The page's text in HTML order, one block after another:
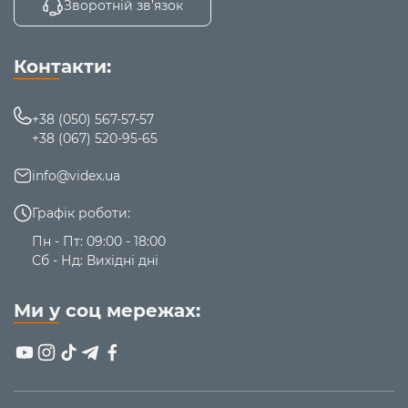
Смарт годинник сумісний з операційними системами
із більшістю сучасних пристроїв.
Додаток для підключення та налаштування годинника –
FitCloudPro . Гарантія –
Зворотній зв’язок
Контакти:
+38 (050) 567-57-57
+38 (067) 520-95-65
info@videx.ua
Графік роботи:
Пн - Пт: 09:00 - 18:00
Сб - Нд: Вихідні дні
Ми у соц мережах: